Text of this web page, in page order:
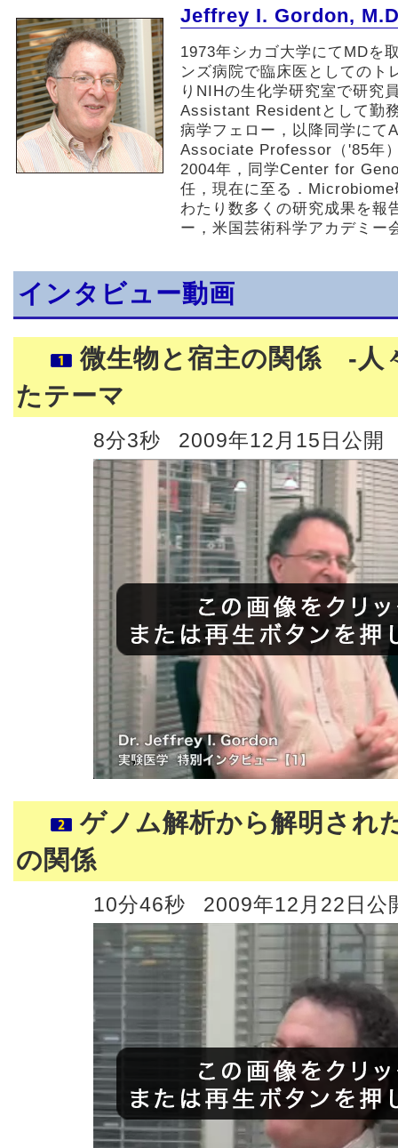
Jeffrey I. Gordon,
1973年シカゴ大学にてMDを
ンズ病院で臨床医としてのト
りNIHの生化学研究室で研究
Assistant Residentとして勤
病学フェロー，以降同学に
Associate Professor（'85年
2004年，同学Center for
任，現在に至る．
わたり数多くの研究成果を報
ー，米国芸術科学アカデミー
インタビュー動画
微生物と宿主の関係 -人
たテーマ
8分3秒 2009年12月15日公開
ゲノム解析から解明され
の関係
10分46秒 2009年12月22日公